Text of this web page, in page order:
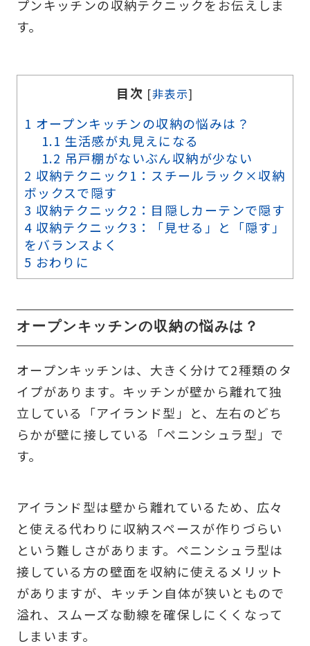
プンキッチンの収納テクニックをお伝えしま
す。
目次 [非表示]
1 オープンキッチンの収納の悩みは？
1.1 生活感が丸見えになる
1.2 吊戸棚がないぶん収納が少ない
2 収納テクニック1：スチールラック×収納
ボックスで隠す
3 収納テクニック2：目隠しカーテンで隠す
4 収納テクニック3：「見せる」と「隠す」
をバランスよく
5 おわりに
オープンキッチンの収納の悩みは？
オープンキッチンは、大きく分けて2種類のタ
イプがあります。キッチンが壁から離れて独
立している「アイランド型」と、左右のどち
らかが壁に接している「ペニンシュラ型」で
す。
アイランド型は壁から離れているため、広々
と使える代わりに収納スペースが作りづらい
という難しさがあります。ペニンシュラ型は
接している方の壁面を収納に使えるメリット
がありますが、キッチン自体が狭いともので
溢れ、スムーズな動線を確保しにくくなって
しまいます。